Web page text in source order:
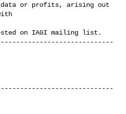
data or profits, arising out
on IAGI mailing list.